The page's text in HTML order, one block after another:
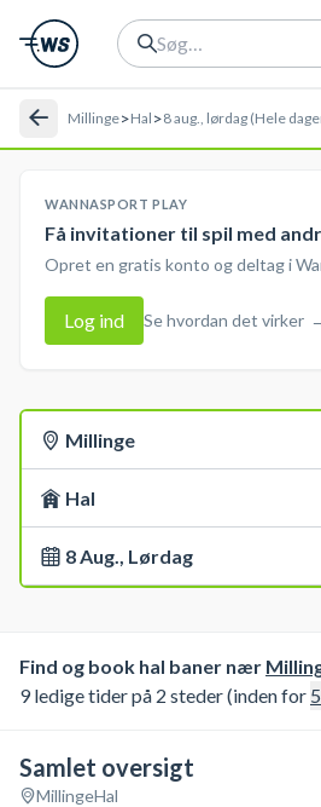
Millinge>Hal >8 aug., lørdag (Hele
WANNASPORT PLAY
Få invitationer til spil med
Opret en gratis konto og deltag i
Log ind Se hvordan det virker
Millinge
Hal
8 Aug., Lørdag
Find og book hal baner nær
9 ledige tider på 2 steder (inden for
Samlet oversigt
MillingeHal